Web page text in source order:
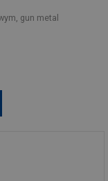
gun metal